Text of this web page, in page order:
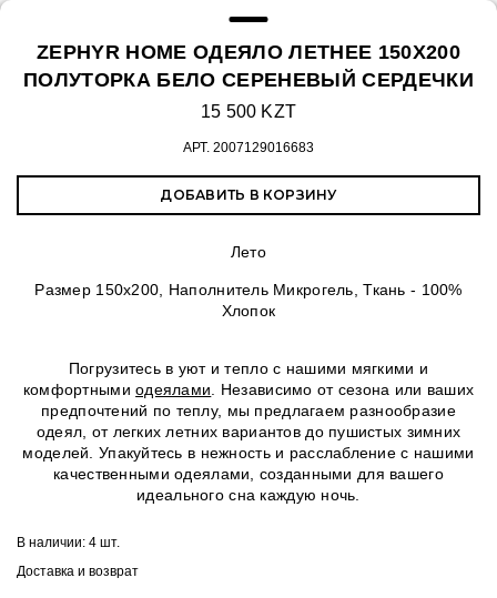
ZEPHYR HOME ОДЕЯЛО ЛЕТНЕЕ 150Х200
ПОЛУТОРКА БЕЛО СЕРЕНЕВЫЙ СЕРДЕЧКИ
15 500 KZT
АРТ. 2007129016683
ДОБАВИТЬ В КОРЗИНУ
Лето
Размер 150х200, Наполнитель Микрогель, Ткань - 100%
Хлопок
Погрузитесь в уют и тепло с нашими мягкими и
комфортнымиодеялами . Независимо от сезона или ваших
предпочтений по теплу, мы предлагаем разнообразие
одеял, от легких летних вариантов до пушистых зимних
моделей. Упакуйтесь в нежность и расслабление с нашими
качественными одеялами, созданными для вашего
идеального сна каждую ночь.
В наличии: 4 шт.
Доставка и возврат